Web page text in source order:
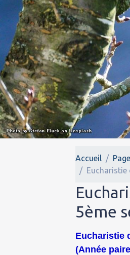
Accueil
Eucharistie
5ème
Eucharistie
(Année